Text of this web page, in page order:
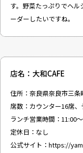
す。野菜たっぷりでヘ
ーダーしたいですね。
店名：大和CAFE
住所：奈良県奈良市三条
席数：カウンター16席、
ランチ営業時間：11:00
定休日：なし
公式サイト： https://